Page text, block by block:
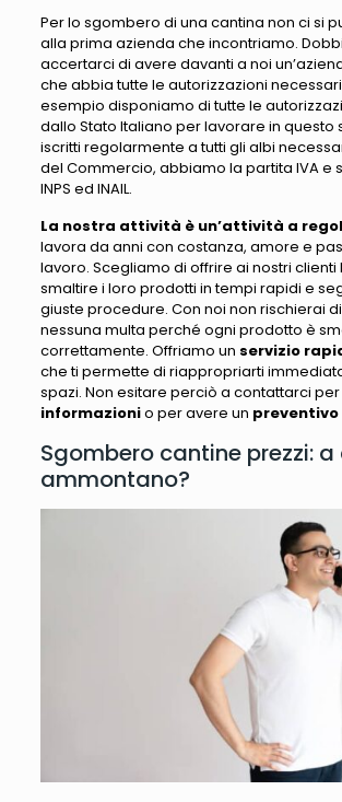
Per lo sgombero di una cantina non ci si
alla prima azienda che incontriamo.
accertarci di avere davanti a noi
che abbia tutte le autorizzazioni
esempio disponiamo di tutte le
dallo Stato Italiano per lavorare in questo
iscritti regolarmente a tutti gli albi
del Commercio, abbiamo la partita IVA e
INPS ed INAIL.
La nostra attività è un’attività a
lavora da anni con costanza, amore e
lavoro. Scegliamo di offrire ai nostri clienti
smaltire i loro prodotti in tempi rapidi e
giuste procedure. Con noi non rischierai
nessuna multa perché ogni prodotto è
correttamente. Offriamo un servizio
che ti permette di riappropriarti
spazi. Non esitare perciò a contattarci per
informazionio per avere un
Sgombero cantine prezzi:
ammontano?